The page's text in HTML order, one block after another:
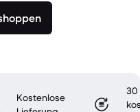
Kostenlose
30